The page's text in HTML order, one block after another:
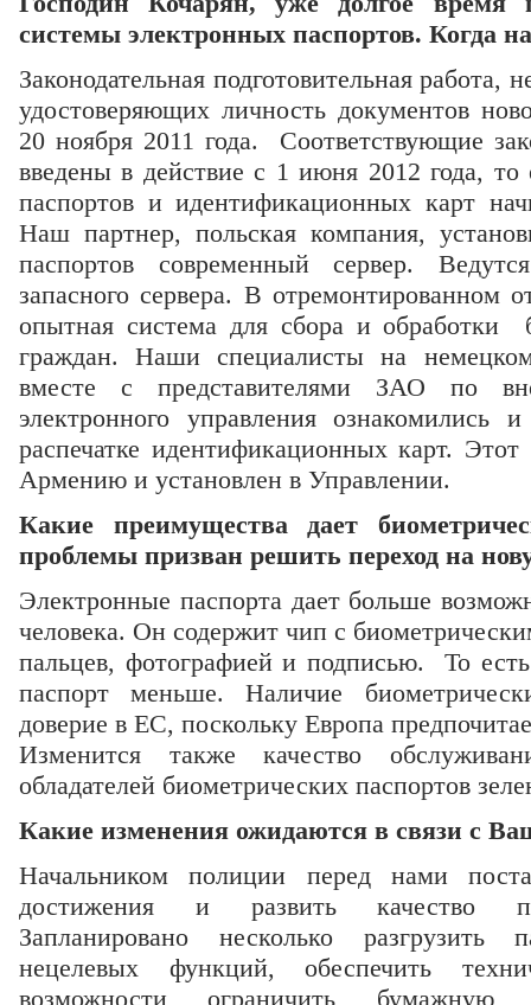
системы электронных паспортов. Когда
Законодательная подготовительная работа,
удостоверяющих личность документов
20 ноября 2011 года. Соответствующие
введены в действие с 1 июня 2012 года, то
паспортов и идентификационных карт
Наш партнер, польская компания,
паспортов современный сервер.
запасного сервера. В отремонтированном
опытная система для сбора и обработки
граждан. Наши специалисты на
вместе с представителями ЗАО по
электронного управления
распечатке идентификационных карт.
Армению и установлен в Управлении.
Какие преимущества дает
проблемы призван решить переход на
Электронные паспорта дает больше
человека. Он содержит чип с
пальцев, фотографией и подписью. То
паспорт меньше. Наличие
доверие в ЕС, поскольку Европа
Изменится также качество
обладателей биометрических паспортов
Какие изменения ожидаются в связи с
Начальником полиции перед нами
достижения и развить качество
Запланировано несколько
нецелевых функций, обеспечить
возможности ограничить бумажную